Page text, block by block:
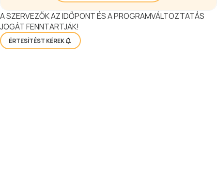
A SZERVEZŐK AZ IDŐPONT ÉS A PROGRAMVÁLTOZTATÁS
JOGÁT FENNTARTJÁK!
ÉRTESÍTÉST KÉREK